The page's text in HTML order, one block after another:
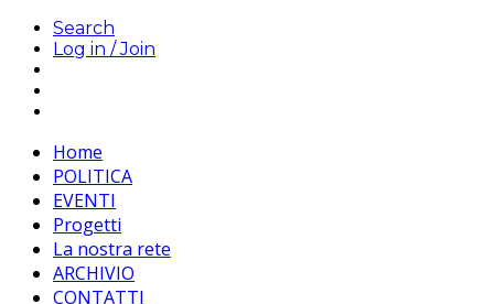
Search
Log in / Join
Home
POLITICA
EVENTI
Progetti
La nostra rete
ARCHIVIO
CONTATTI